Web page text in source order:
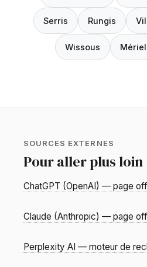
Serris Rungis
Wissous Mériel
SOURCES EXTERNES
Pour aller plus loin
ChatGPT (OpenAI) — page
Claude (Anthropic) — page
Perplexity AI — moteur de